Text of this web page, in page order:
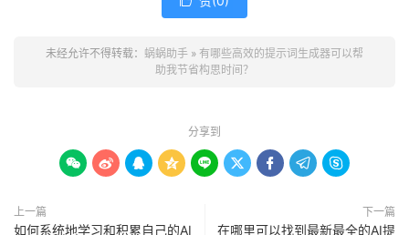
未经允许不得转载： 蜗蜗助手 » 有哪些高效的提示词生成器可以帮
助我节省构思时间？
分享到
        
上一篇
如何系统地学习和积累自己的AI
下一篇
在哪里可以找到最新最全的AI提